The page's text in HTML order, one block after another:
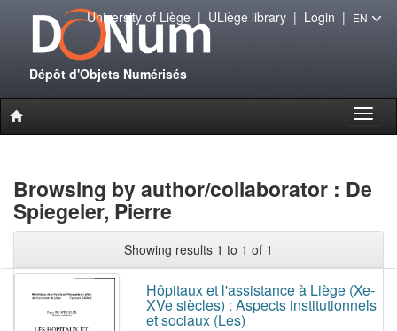
Dépôt d'Objets Numérisés
University of Liège| ULiège library| Login | EN
Browsing by author/collaborator : De
Spiegeler, Pierre
Showing results 1 to 1 of 1
Hôpitaux et l'assistance à Liège (Xe-
XVe siècles) : Aspects institutionnels
et sociaux (Les)